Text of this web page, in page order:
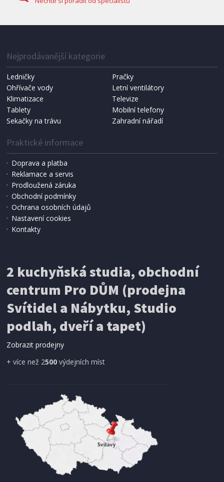
NÁHRADNÍ SÁČKY DO VYSAVAČE
Koma KRA-SB02S (Multi Bag, S-BAG SMS)
199 Kč Přidat do košíku
SÍŤ PROTI HMYZU
ProGarden KO-CY5910600 Síť proti hmyzu do
dveří magnetická 210 x 100 cm
Nejprodávanější kategorie
Ledničky
Pračky
Ohřívače vody
Letní ventilátory
Klimatizace
Televize
Tablety
Mobilní telefony
Sekačky na trávu
Zahradní nářadí
Praktické informace
Doprava a platba
Reklamace a servis
Prodloužená záruka
Obchodní podmínky
Ochrana osobních údajů
Nastavení cookies
Kontakty
2 kuchyňská studia, obchodní
centrum Pro DŮM (prodejna
Svítidel a Nábytku, Studio
podlah, dveří a tapet)
Zobrazit prodejny
+ více než 2500 výdejních míst